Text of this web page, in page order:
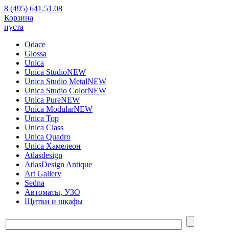
8 (495) 641.51.08
Корзина
пуста
Odace
Glossa
Unica
Unica StudioNEW
Unica Studio MetalNEW
Unica Studio ColorNEW
Unica PureNEW
Unica ModularNEW
Unica Top
Unica Class
Unica Quadro
Unica Хамелеон
Atlasdesign
AtlasDesign Antique
Art Gallery
Sedna
Автоматы, УЗО
Щитки и шкафы